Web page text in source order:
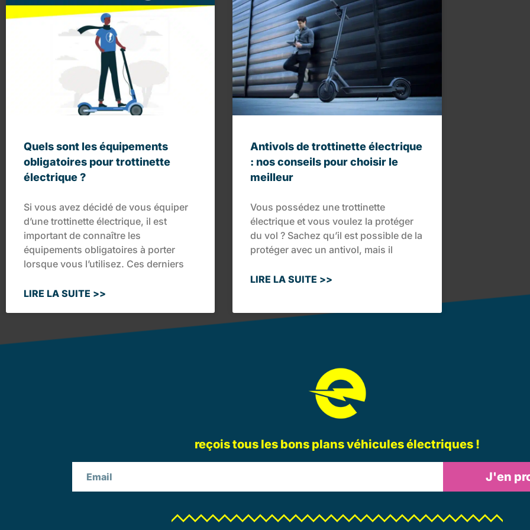
Quels sont les équipements
obligatoires pour trottinette
électrique ?
Si vous avez décidé de vous équiper
d’une trottinette électrique, il est
important de connaître les
équipements obligatoires à porter
lorsque vous l’utilisez. Ces derniers
LIRE LA SUITE >>
Antivols de trottinette électrique
: nos conseils pour choisir le
meilleur
Vous possédez une trottinette
électrique et vous voulez la protéger
du vol ? Sachez qu’il est possible de la
protéger avec un antivol, mais il
LIRE LA SUITE >>
reçois tous les bons plans véhicules électriques !
J'en